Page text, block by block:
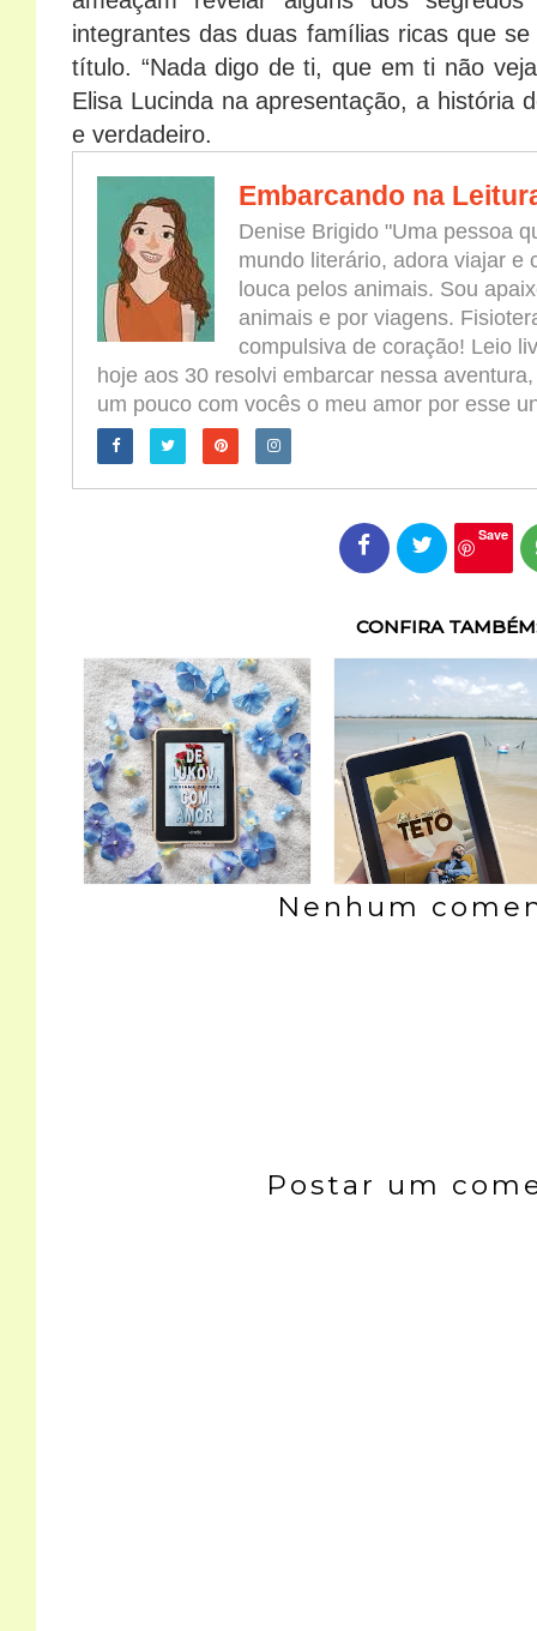
integrantes das duas famílias ricas que
título. “Nada digo de ti, que em ti não
Elisa Lucinda na apresentação, a história
e verdadeiro.
Embarcando na
Denise Brigido "Uma pessoa
mundo literário, adora viajar e
louca pelos animais. Sou
animais e por viagens.
compulsiva de coração! Leio
hoje aos 30 resolvi embarcar nessa
um pouco com vocês o meu amor por esse
Save
CONFIRA
Nenhum
Postar um